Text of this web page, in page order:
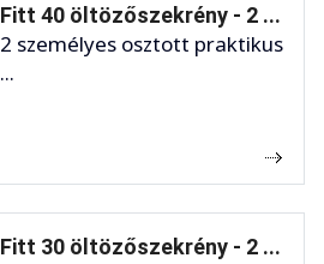
Fitt 40 öltözőszekrény - 2 ...
2 személyes osztott praktikus
...
Fitt 30 öltözőszekrény - 2 ...